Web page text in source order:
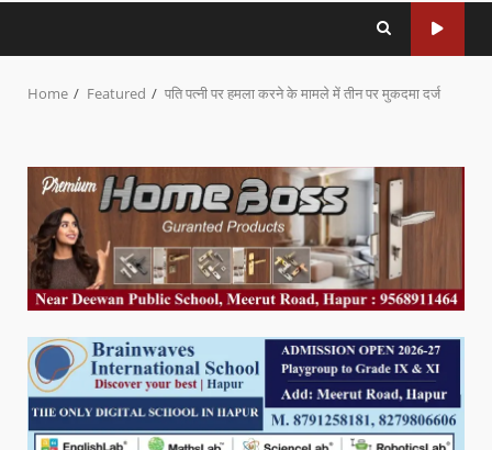
Home Featured पति पत्नी पर हमला करने के मामले में तीन पर मुकदमा दर्ज